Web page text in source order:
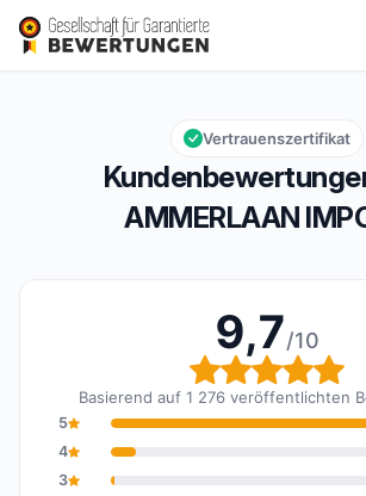
AMMERLAAN IMPORT
Gesamtbewertung: 9,7 von 10
9,7/10
AMMERLAAN
Vertrauenszertifikat
9,7/10
Basierend auf 1 276 veröffentlichten
5
4
3